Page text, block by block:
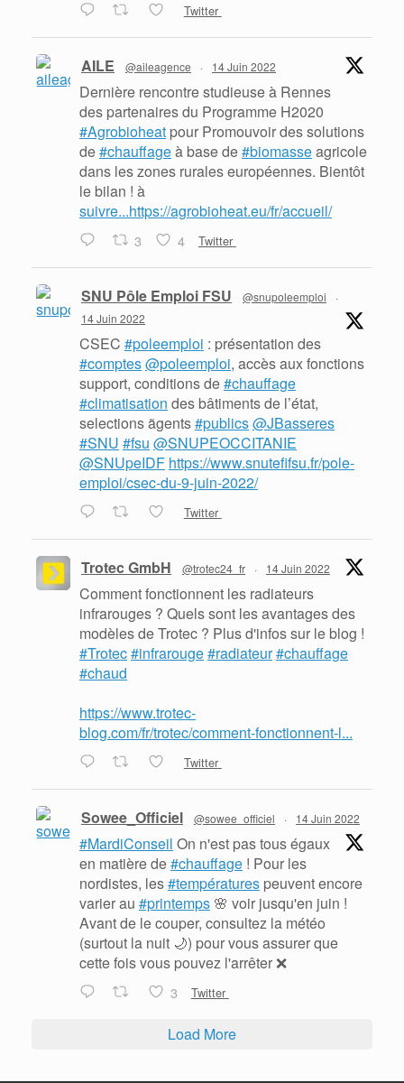
Twitter
AILE @aileagence · 14 Juin 2022
Dernière rencontre studieuse à Rennes
des partenaires du Programme H2020
#Agrobioheat pour Promouvoir des solutions
de#chauffageà base de#biomasseagricole
dans les zones rurales européennes. Bientôt
le bilan ! à
suivre...https://agrobioheat.eu/fr/accueil/
3 4 Twitter
SNU Pôle Emploi FSU @snupoleemploi
·
14 Juin 2022
CSEC #poleemploi : présentation des
#comptes@poleemploi, accès aux fonctions
support, conditions de#chauffage
#climatisation des bâtiments de l’état,
selections ãgents#publics@JBasseres
#SNU #fsu @SNUPEOCCITANIE
@SNUpeIDF https://www.snutefifsu.fr/pole-
emploi/csec-du-9-juin-2022/
Twitter
Trotec GmbH @trotec24_fr · 14 Juin 2022
Comment fonctionnent les radiateurs
infrarouges ? Quels sont les avantages des
modèles de Trotec ? Plus d'infos sur le blog !
#Trotec#infrarouge#radiateur#chauffage
#chaud
https://www.trotec-
blog.com/fr/trotec/comment-fonctionnent-l...
Twitter
Sowee_Officiel @sowee_officiel · 14 Juin 2022
#MardiConseil On n'est pas tous égaux
en matière de#chauffage ! Pour les
nordistes, les#températures peuvent encore
varier au #printemps 🌸 voir jusqu'en juin !
Avant de le couper, consultez la météo
(surtout la nuit 🌙) pour vous assurer que
cette fois vous pouvez l'arrêter ❌
3 Twitter
Load More